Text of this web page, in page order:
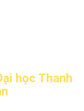
học Thanh